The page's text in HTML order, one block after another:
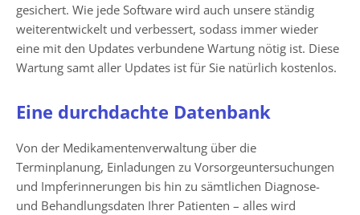
gesichert. Wie jede Software wird auch unsere ständig
weiterentwickelt und verbessert, sodass immer wieder
eine mit den Updates verbundene Wartung nötig ist. Diese
Wartung samt aller Updates ist für Sie natürlich kostenlos.
Eine durchdachte Datenbank
Von der Medikamentenverwaltung über die
Terminplanung, Einladungen zu Vorsorgeuntersuchungen
und Impferinnerungen bis hin zu sämtlichen Diagnose-
und Behandlungsdaten Ihrer Patienten – alles wird